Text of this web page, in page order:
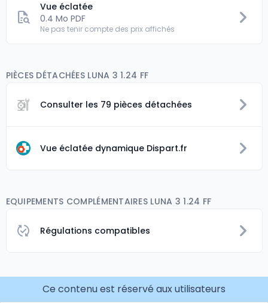
Vue éclatée
0.4 Mo PDF
Ne pas tenir compte des prix affichés
PIÈCES DÉTACHÉES LUNA 3 1.24 FF
Consulter les 79 pièces détachées
Vue éclatée dynamique Dispart.fr
EQUIPEMENTS COMPLÉMENTAIRES LUNA 3 1.24 FF
Régulations compatibles
Ce contenu est réservé aux utilisateurs